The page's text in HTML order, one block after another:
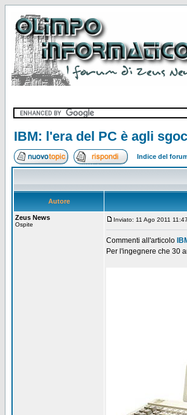
IBM: l'era del PC è agli
Indice del
Autore
Zeus News
Ospite
Inviato: 11 Ago 2011 11:47
Commenti all'articolo
Per l'ingegnere che 30